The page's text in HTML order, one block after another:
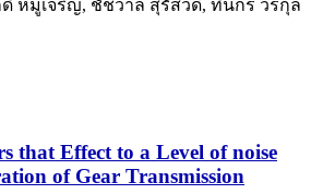
หมู่เจริญ, ชัชวาล สุรัสวดี, ทินกร วรกุล
that Effect to a Level of noise
of Gear Transmission